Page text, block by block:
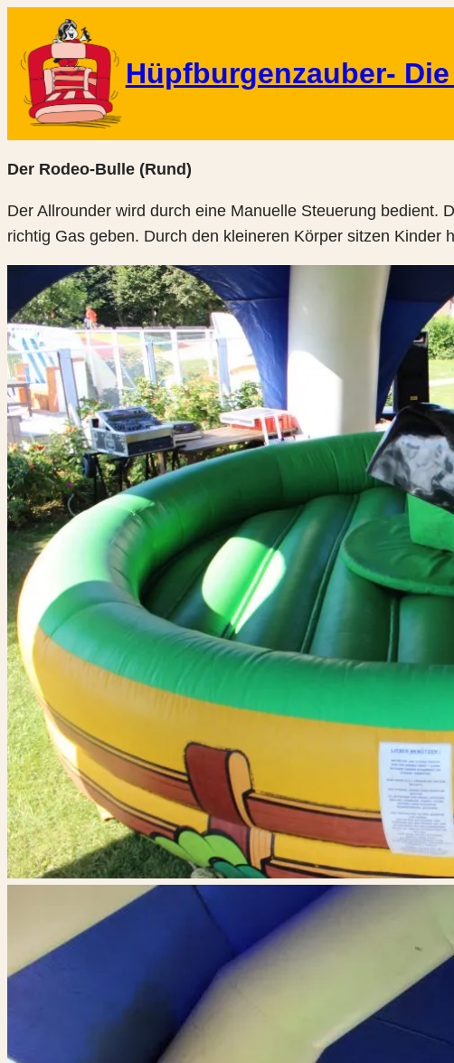
Inhalt
springen
Hüpfburgenzauber-
Der Rodeo-Bulle (Rund)
Der Allrounder wird durch eine Manuelle Steuerung bedient.
richtig Gas geben. Durch den kleineren Körper sitzen Kinder